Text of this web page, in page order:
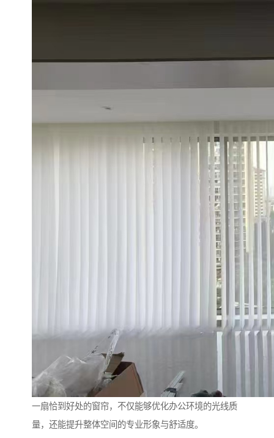
一扇恰到好处的窗帘，不仅能够优化办公环境的光线质
量，还能提升整体空间的专业形象与舒适度。